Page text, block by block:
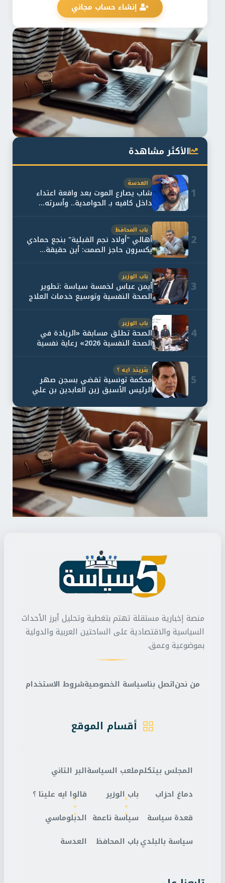
إنشاء حساب مجاني
الأكثر مشاهدة
1
العدسة
شاب يصارع الموت بعد واقعة اعتداء
داخل كافيه بـ الحوامدية.. وأسرته...
2
باب المحافظ
أهالي "أولاد نجم القبلية" بنجع حمادي
يكسرون حاجز الصمت: أين حقيقة...
3
باب الوزير
أيمن عباس لخمسة سياسة :تطوير
الصحة النفسية وتوسيع خدمات العلاج
4
باب الوزير
الصحة تطلق مسابقة «الريادة في
الصحة النفسية 2026» رعاية نفسية
5
بتريند ايه ؟
محكمة تونسية تقضي بسجن صهر
الرئيس الأسبق زين العابدين بن علي
منصة إخبارية مستقلة تهتم بتغطية وتحليل أبرز الأحداث
السياسية والاقتصادية على الساحتين العربية والدولية
بموضوعية وعمق.
من نحناتصل بناسياسة الخصوصيةشروط الاستخدام
أقسام الموقع
المجلس بيتكلم
دماغ احزاب
قعدة سياسة
سياسة بالبلدي
ملعب السياسة
باب الوزير
سياسة ناعمة
باب المحافظ
البر التاني
قالوا ايه علينا ؟
الدبلوماسي
العدسة